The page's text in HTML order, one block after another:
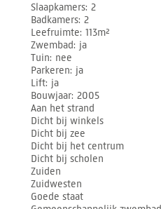
Slaapkamers 2
Badkamers 2
Leefruimte 113m²
Zwembad ja
Tuin nee
Parkeren ja
Lift ja
Bouwjaar 2005
Aan het strand
Dicht bij winkels
Dicht bij zee
Dicht bij het centrum
Dicht bij scholen
Zuiden
Zuidwesten
Goede staat